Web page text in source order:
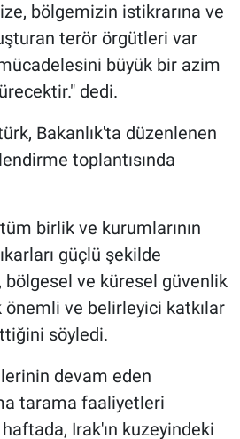
bölgemizin istikrarına ve
terör örgütleri var
büyük bir azim
dedi.
Bakanlık'ta düzenlenen
toplantısında
birlik ve kurumlarının
güçlü şekilde
ve küresel güvenlik
ve belirleyici katkılar
söyledi.
devam eden
tarama faaliyetleri
Irak'ın kuzeyindeki